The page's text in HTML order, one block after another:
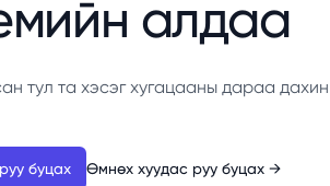
алдаа
тул та хэсэг хугацааны дараа
буцах Өмнөх хуудас руу буцах →